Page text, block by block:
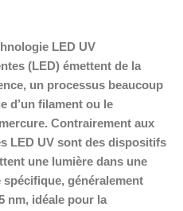
LED UV
(LED) émettent de la
un processus beaucoup
d’un filament ou le
Contrairement aux
LED UV sont des dispositifs
une lumière dans une
spécifique, généralement
nm, idéale pour la